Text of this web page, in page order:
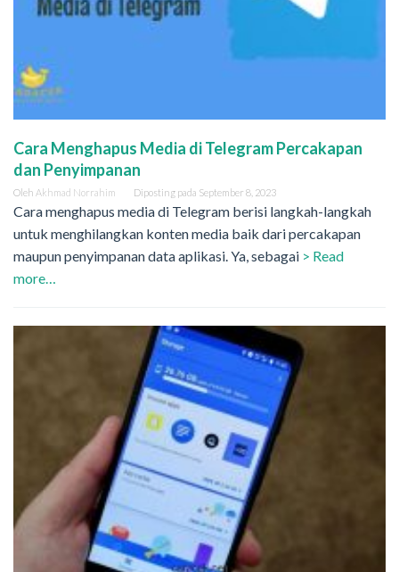
Cara Menghapus Media di Telegram Percakapan
dan Penyimpanan
Oleh Akhmad Norrahim Diposting pada September 8, 2023
Cara menghapus media di Telegram berisi langkah-langkah
untuk menghilangkan konten media baik dari percakapan
maupun penyimpanan data aplikasi. Ya, sebagai > Read
more…